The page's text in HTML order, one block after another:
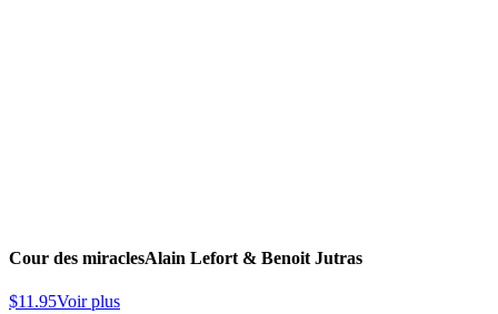
Cour des miraclesAlain Lefort & Benoit Jutras
$11.95Voir plus